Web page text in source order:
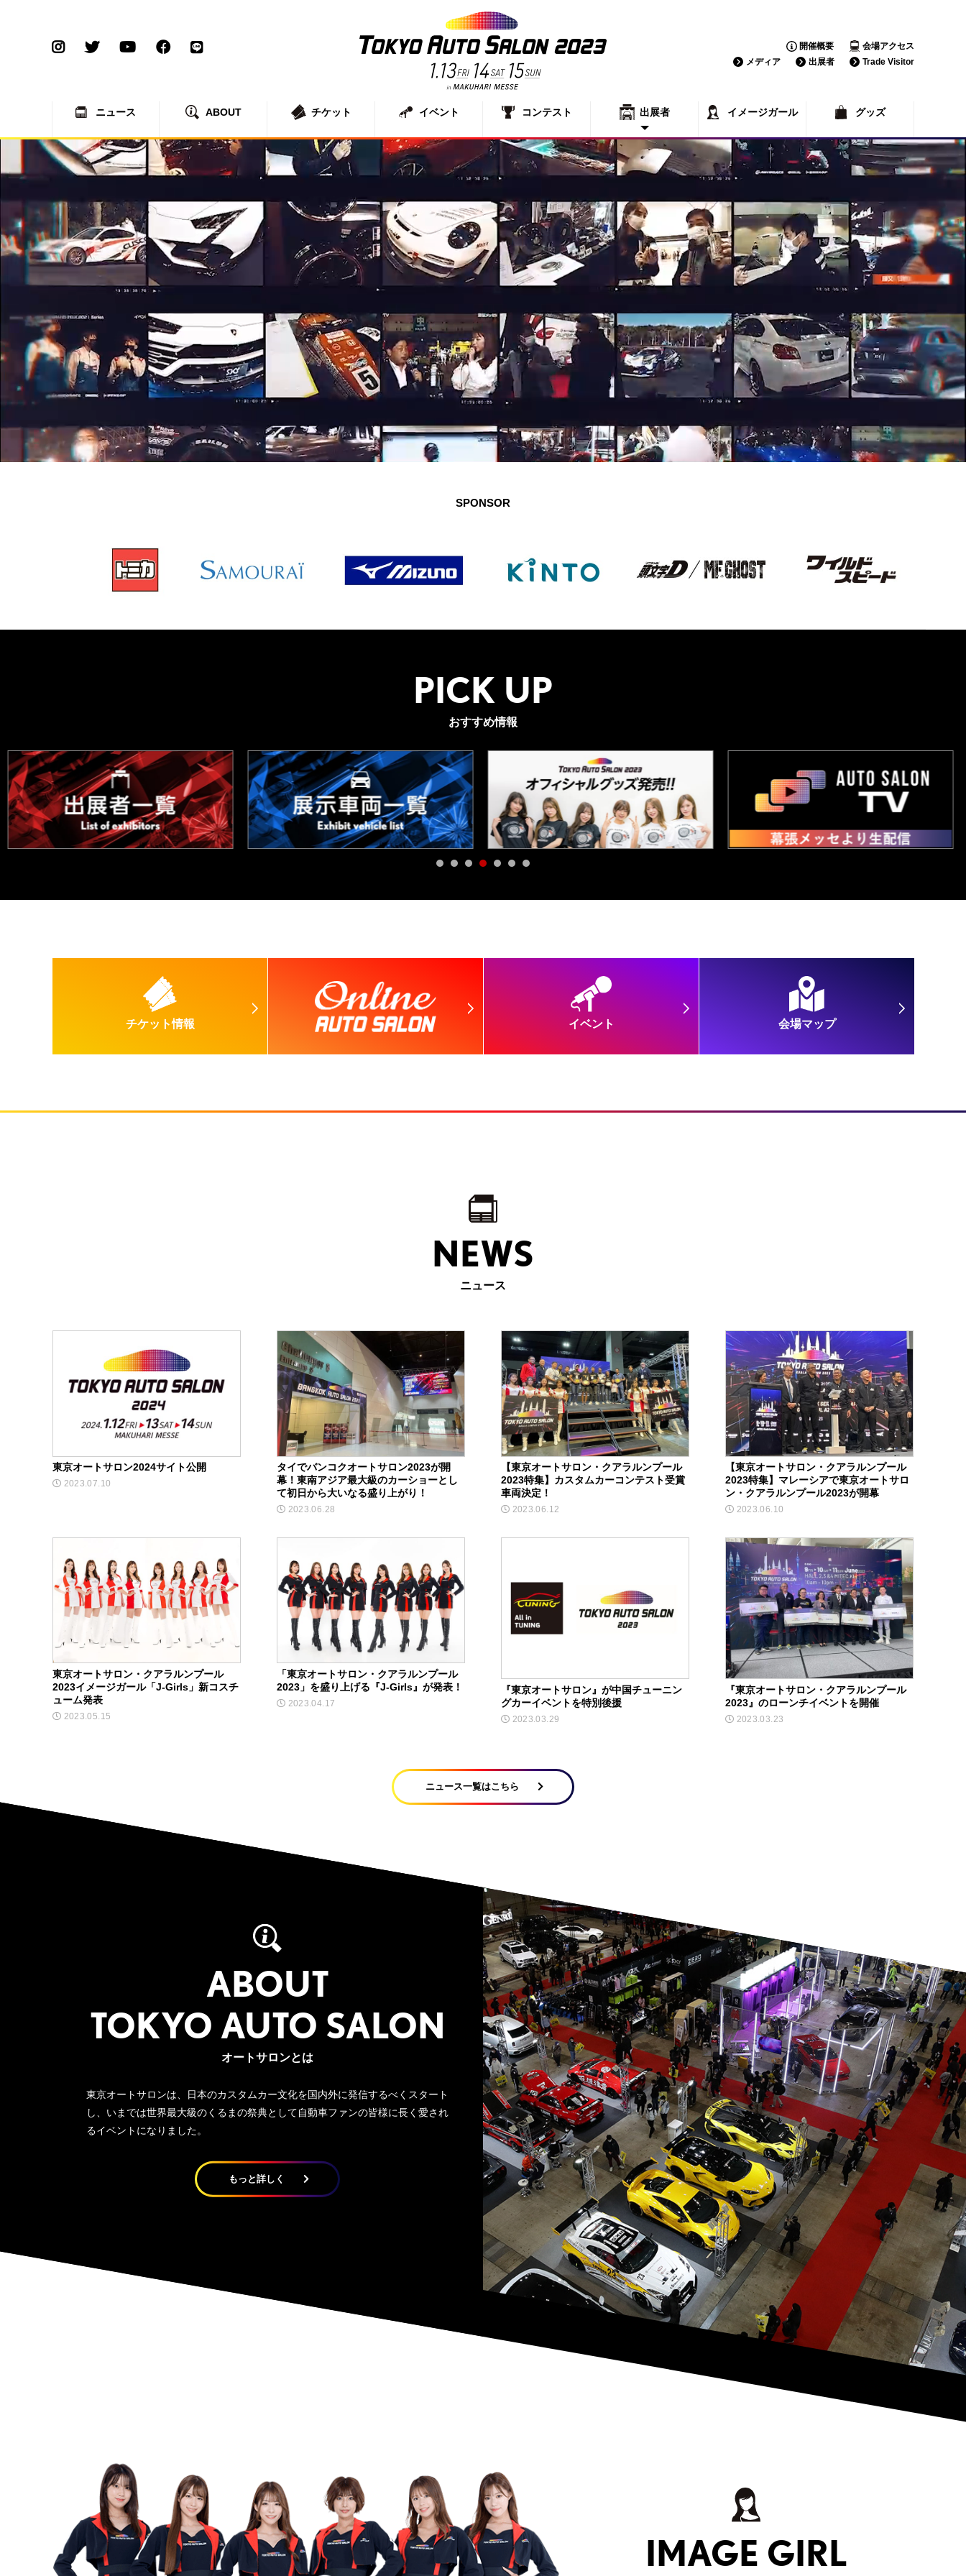
開催概要
会場アクセス
メディア
出展者 Trade Visitor
ニュース ABOUT チケット イベント コンテスト 出展者
出展者一覧
展示車両一覧
イメージガール グッズ
SPONSOR
PICK UP
おすすめ情報
チケット情報 イベント 会場マップ
NEWS
ニュース
東京オートサロン2024サイト公開
2023.07.10
タイでバンコクオートサロン2023が開
幕！東南アジア最大級のカーショーとし
て初日から大いなる盛り上がり！
2023.06.28
【東京オートサロン・クアラルンプール
2023特集】カスタムカーコンテスト受賞
車両決定！
2023.06.12
【東京オートサロン・クアラルンプール
2023特集】マレーシアで東京オートサロ
ン・クアラルンプール2023が開幕
2023.06.10
東京オートサロン・クアラルンプール
2023イメージガール「J-Girls」新コスチ
ューム発表
2023.05.15
「東京オートサロン・クアラルンプール
2023」を盛り上げる『J-Girls』が発表！
2023.04.17
『東京オートサロン』が中国チューニン
グカーイベントを特別後援
2023.03.29
『東京オートサロン・クアラルンプール
2023』のローンチイベントを開催
2023.03.23
ニュース一覧はこちら
ABOUT
TOKYO AUTO SALON
オートサロンとは
東京オートサロンは、日本のカスタムカー文化を国内外に発信するべくスタート
し、いまでは世界最大級のくるまの祭典として自動車ファンの皆様に長く愛され
るイベントになりました。
もっと詳しく
IMAGE GIRL